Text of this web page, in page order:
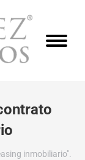
inmobiliario".